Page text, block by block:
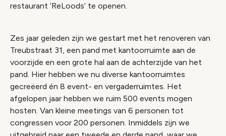
restaurant ‘ReLoods’ te openen.
Zes jaar geleden zijn we gestart met het renoveren van
Treubstraat 31, een pand met kantoorruimte aan de
voorzijde en een grote hal aan de achterzijde van het
pand. Hier hebben we nu diverse kantoorruimtes
gecreëerd én 8 event- en vergaderruimtes. Het
afgelopen jaar hebben we ruim 500 events mogen
hosten. Van kleine meetings van 6 personen tot
congressen voor 200 personen. Inmiddels zijn we